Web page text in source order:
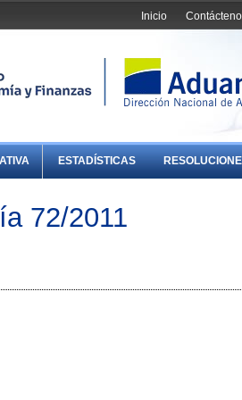
Inicio
ESTADÍSTICAS
72/2011